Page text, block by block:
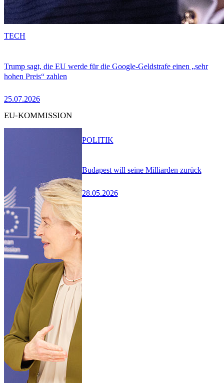
Trump sagt, die EU werde für die Google-Geldstrafe einen „sehr
hohen Preis“ zahlen
25.07.2026
TECH
EU-KOMMISSION
Budapest will seine Milliarden zurück
28.05.2026
POLITIK